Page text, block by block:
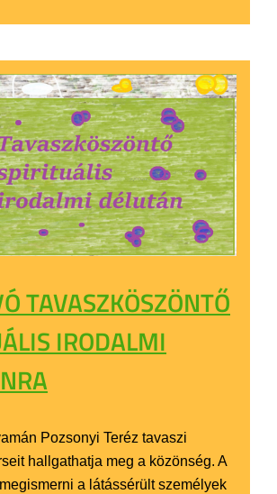
TAVASZKÖSZÖNTŐ
IRODALMI
Pozsonyi Teréz tavaszi
hallgathatja meg a közönség. A
a látássérült személyek